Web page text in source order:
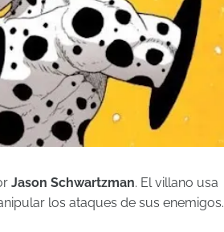
Jason Schwartzman. El villano usa
los ataques de sus enemigos.